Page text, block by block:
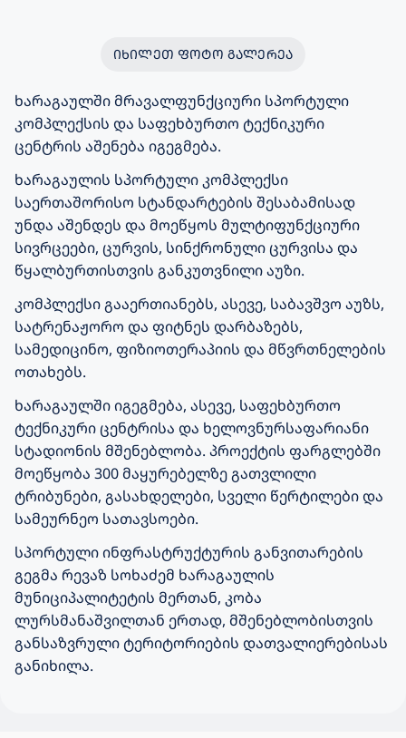
ᲘᲮᲘᲚᲔᲗ ᲤᲝᲢᲝ ᲒᲐᲚᲔᲠᲔᲐ
ხარაგაულში მრავალფუნქციური სპორტული
კომპლექსის და საფეხბურთო ტექნიკური
ცენტრის აშენება იგეგმება.
ხარაგაულის სპორტული კომპლექსი
საერთაშორისო სტანდარტების შესაბამისად
უნდა აშენდეს და მოეწყოს მულტიფუნქციური
სივრცეები, ცურვის, სინქრონული ცურვისა და
წყალბურთისთვის განკუთვნილი აუზი.
კომპლექსი გააერთიანებს, ასევე, საბავშვო აუზს,
სატრენაჟორო და ფიტნეს დარბაზებს,
სამედიცინო, ფიზიოთერაპიის და მწვრთნელების
ოთახებს.
ხარაგაულში იგეგმება, ასევე, საფეხბურთო
ტექნიკური ცენტრისა და ხელოვნურსაფარიანი
სტადიონის მშენებლობა. პროექტის ფარგლებში
მოეწყობა 300 მაყურებელზე გათვლილი
ტრიბუნები, გასახდელები, სველი წერტილები და
სამეურნეო სათავსოები.
სპორტული ინფრასტრუქტურის განვითარების
გეგმა რევაზ სოხაძემ ხარაგაულის
მუნიციპალიტეტის მერთან, კობა
ლურსმანაშვილთან ერთად, მშენებლობისთვის
განსაზვრული ტერიტორიების დათვალიერებისას
განიხილა.